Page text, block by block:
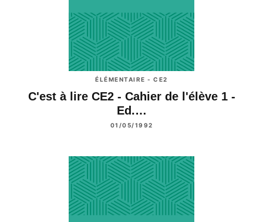
ÉLÉMENTAIRE - CE2
C'est à lire CE2 - Cahier de l'élève 1 -
Ed.…
01/05/1992